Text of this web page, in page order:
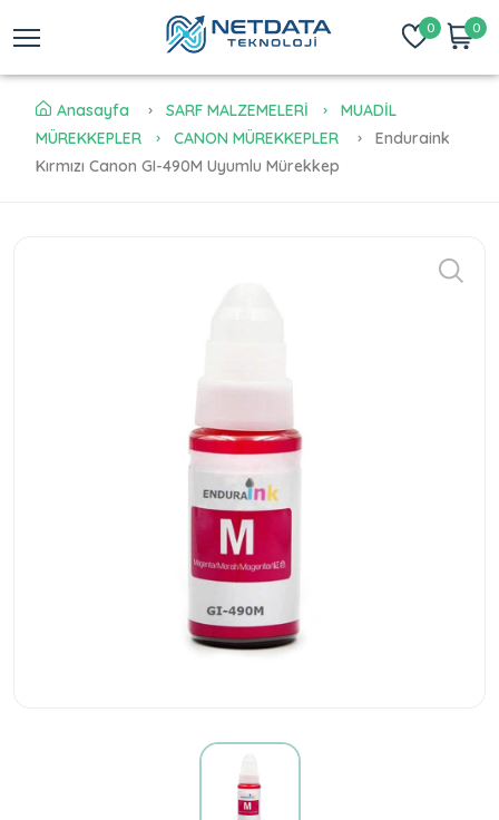
0 0
Anasayfa SARF MALZEMELERİ
MUADİL
MÜREKKEPLER
CANON MÜREKKEPLER
Enduraink
Kırmızı Canon GI-490M Uyumlu Mürekkep